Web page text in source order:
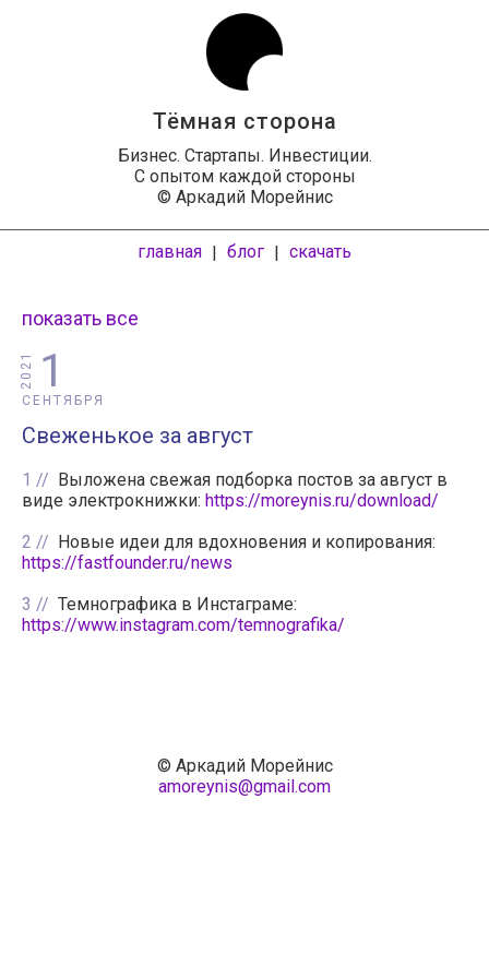
Тёмная сторона
Бизнес. Стартапы. Инвестиции.
С опытом каждой стороны
© Аркадий Морейнис
главная | блог | скачать
показать все
1
СЕНТЯБРЯ
2021
Свеженькое за август
1
Выложена свежая подборка постов за август в
виде электрокнижки: https://moreynis.ru/download/
2
Новые идеи для вдохновения и копирования:
https://fastfounder.ru/news
3
Темнографика в Инстаграме:
https://www.instagram.com/temnografika/
© Аркадий Морейнис
amoreynis@gmail.com